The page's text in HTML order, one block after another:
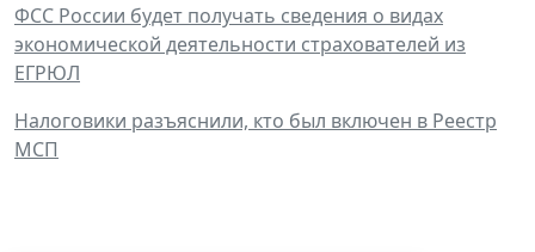
ФСС России будет получать сведения о видах
экономической деятельности страхователей из
ЕГРЮЛ
Налоговики разъяснили, кто был включен в Реестр
МСП